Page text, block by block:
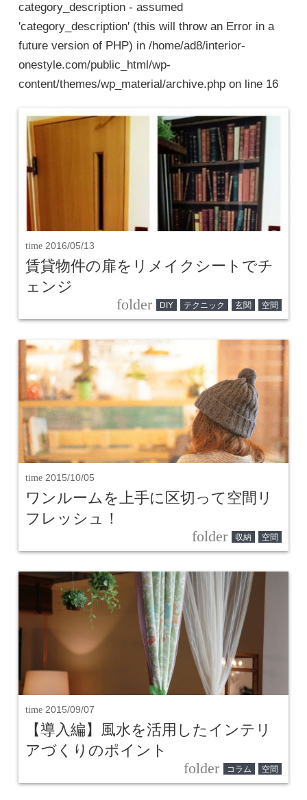
category_description - assumed
'category_description' (this will throw an Error in a
future version of PHP) in /home/ad8/interior-
onestyle.com/public_html/wp-
content/themes/wp_material/archive.phpon line 16
time 2016/05/13
賃貸物件の扉をリメイクシートでチ
ェンジ
folder DIY テクニック 玄関 空間
time 2015/10/05
ワンルームを上手に区切って空間リ
フレッシュ！
folder 収納 空間
time 2015/09/07
【導入編】風水を活用したインテリ
アづくりのポイント
folder コラム 空間